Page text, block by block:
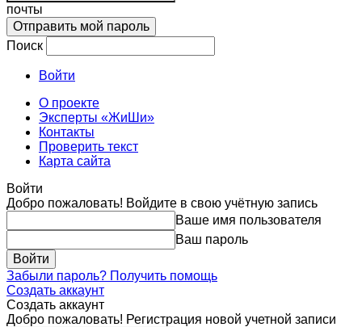
почты
Поиск
Войти
О проекте
Эксперты «ЖиШи»
Контакты
Проверить текст
Карта сайта
Войти
Добро пожаловать! Войдите в свою учётную запись
Ваше имя пользователя
Ваш пароль
Забыли пароль? Получить помощь
Создать аккаунт
Создать аккаунт
Добро пожаловать! Регистрация новой учетной записи